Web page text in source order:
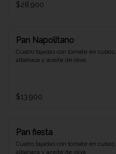
$28.900
Pan Napolitano
Cuatro tajadas con tomate en cubos,
albahaca y aceite de oliva.
$13.900
Pan fiesta
Cuatro tajadas con tomate en cubos,
albahaca y aceite de oliva